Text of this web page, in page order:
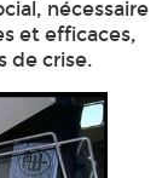
nécessaire
et efficaces,
de crise.